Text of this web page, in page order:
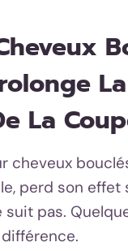
La
La
cheveux
perd son effet
pas.